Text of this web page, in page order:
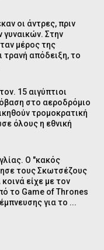
οι άντρες, πριν
γυναικών. Στην
μέρος της
τρανή απόδειξη, το
15 αιγύπτιοι
στο αεροδρόμιο
τρομοκρατική
όλους η εθνική
Ο "κακός
τους Σκωτσέζους
είχε με τον
το Game of Thrones
για το ...